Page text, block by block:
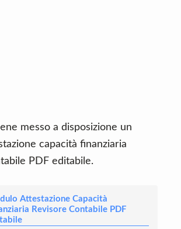
messo a disposizione un
capacità finanziaria
PDF editabile.
Attestazione Capacità
Revisore Contabile PDF